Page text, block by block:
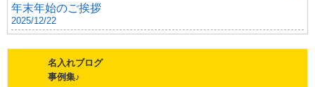
年末年始のご挨拶
2025/12/22
名入れブログ
事例集♪